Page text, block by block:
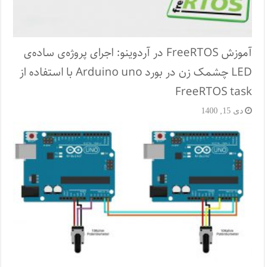
آموزش FreeRTOS در آردوینو: اجرای پروژه‌ی ساده‌ی
LED چشمک زن در بورد Arduino uno با استفاده از
FreeRTOS task
دی 15, 1400